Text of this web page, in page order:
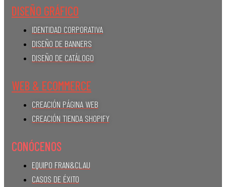
DISEÑO GRÁFICO
IDENTIDAD CORPORATIVA
DISEÑO DE BANNERS
DISEÑO DE CATÁLOGO
WEB & ECOMMERCE
CREACIÓN PÁGINA WEB
CREACIÓN TIENDA SHOPIFY
CONÓCENOS
EQUIPO FRAN&CLAU
CASOS DE ÉXITO